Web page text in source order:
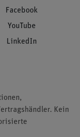
Facebook
YouTube
LinkedIn
Kein